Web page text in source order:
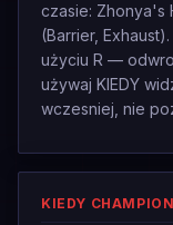
czasie: Zhonya's
(Barrier,
użyciu R —
używaj KIEDY
wczesniej, nie
KIEDY